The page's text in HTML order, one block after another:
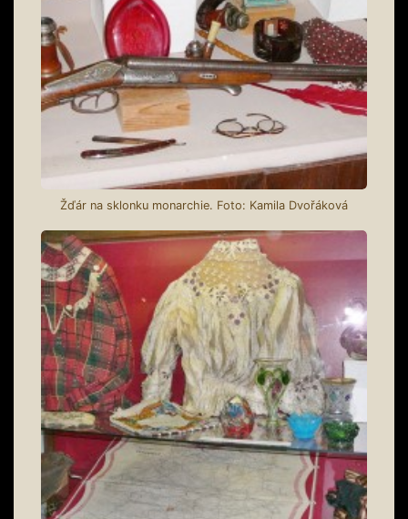
Žďár na sklonku monarchie. Foto: Kamila Dvořáková